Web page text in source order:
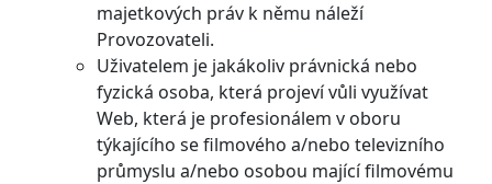
majetkových práv k němu náleží
Provozovateli.
Uživatelem je jakákoliv právnická nebo
fyzická osoba, která projeví vůli využívat
Web, která je profesionálem v oboru
týkajícího se filmového a/nebo televizního
průmyslu a/nebo osobou mající filmovému